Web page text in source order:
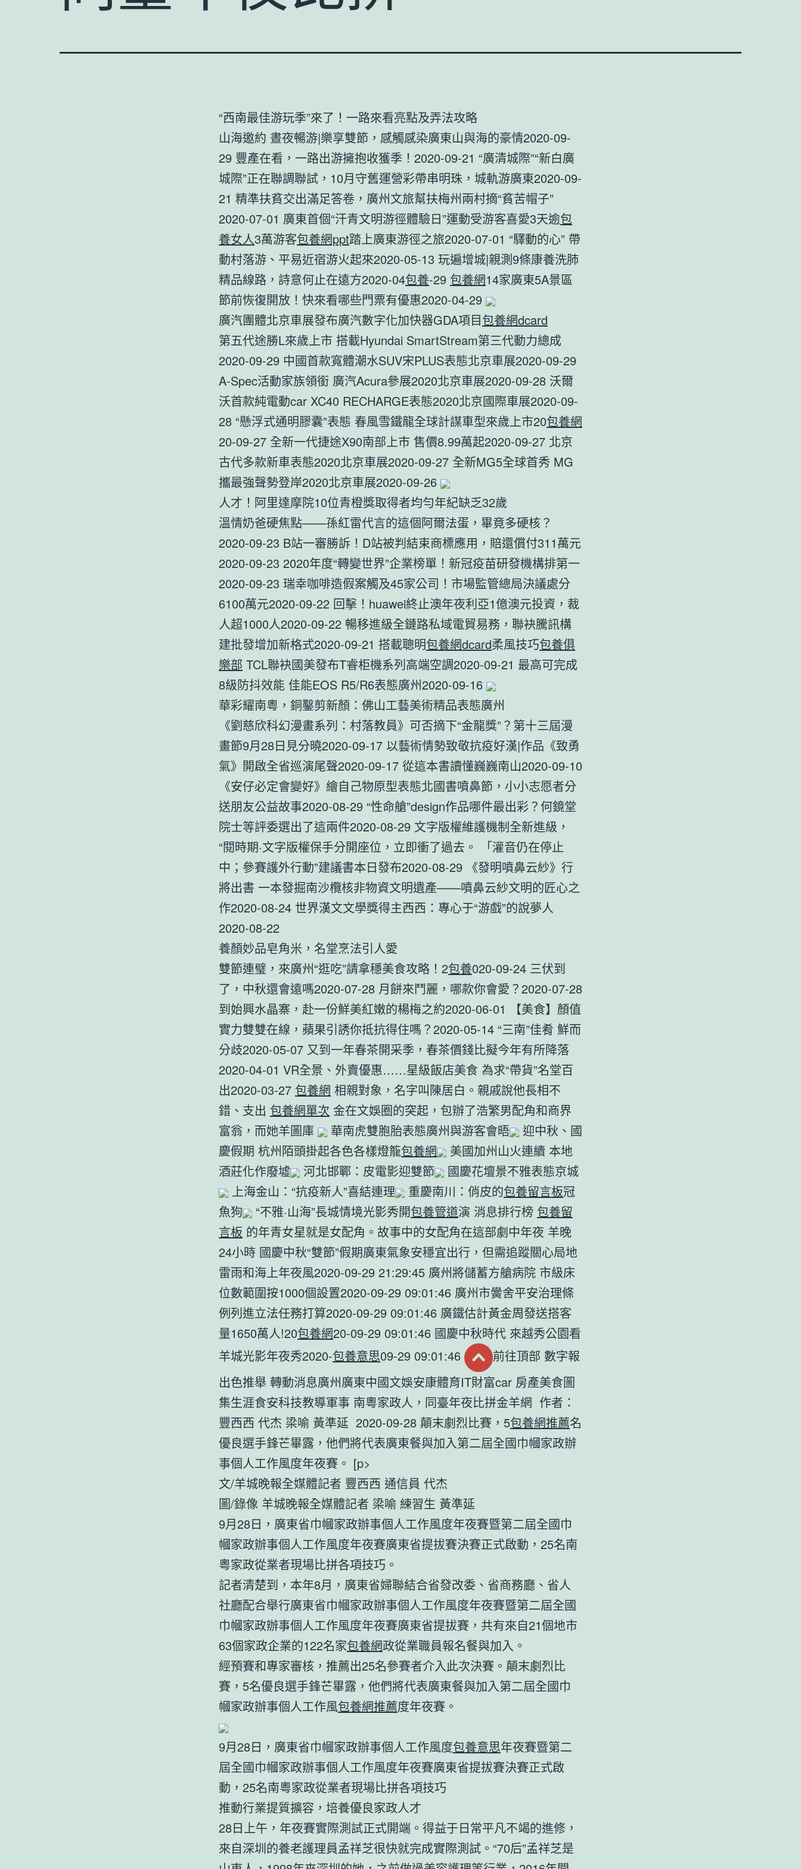
“西南最佳游玩季”來了！一路來看亮點及弄法攻略
山海邀約 晝夜暢游|樂享雙節，感觸感染廣東山與海的豪情2020-09-
29 豐產在看，一路出游擁抱收獲季！2020-09-21 “廣清城際”“新白廣
城際”正在聯調聯試，10月守舊運營彩帶串明珠，城軌游廣東2020-09-
21 精準扶貧交出滿足答卷，廣州文旅幫扶梅州兩村摘“貧苦帽子”
2020-07-01 廣東首個“汗青文明游徑體驗日”運動受游客喜愛3天逾包
養女人3萬游客包養網ppt踏上廣東游徑之旅2020-07-01 “驛動的心” 帶
動村落游、平易近宿游火起來2020-05-13 玩遍增城|親測9條康養洗肺
精品線路，詩意何止在遠方2020-04包養-29 包養網14家廣東5A景區
節前恢復開放！快來看哪些門票有優惠2020-04-29
廣汽團體北京車展發布廣汽數字化加快器GDA項目包養網dcard
​第五代途勝L來歲上市 搭載Hyundai SmartStream第三代動力總成
2020-09-29 中國首款寬體潮水SUV宋PLUS表態北京車展2020-09-29
A-Spec活動家族領銜 廣汽Acura參展2020北京車展2020-09-28 沃爾
沃首款純電動car XC40 RECHARGE表態2020北京國際車展2020-09-
28 ​“懸浮式通明膠囊”表態 春風雪鐵龍全球計謀車型來歲上市20包養網
20-09-27 全新一代捷途X90南部上市 售價8.99萬起2020-09-27 北京
古代多款新車表態2020北京車展2020-09-27 全新MG5全球首秀 MG
攜最強聲勢登岸2020北京車展2020-09-26
人才！阿里達摩院10位青橙獎取得者均勻年紀缺乏32歲
溫情奶爸硬焦點——孫紅雷代言的這個阿爾法蛋，畢竟多硬核？
2020-09-23 B站一審勝訴！D站被判結束商標應用，賠還償付311萬元
2020-09-23 2020年度“轉變世界”企業榜單！新冠疫苗研發機構排第一
2020-09-23 瑞幸咖啡造假案觸及45家公司！市場監管總局決議處分
6100萬元2020-09-22 回擊！huawei終止澳年夜利亞1億澳元投資，裁
人超1000人2020-09-22 暢移進級全鏈路私域電貿易務，聯袂騰訊構
建批發增加新格式2020-09-21 搭載聰明包養網dcard柔風技巧包養俱
樂部 TCL聯袂國美發布T睿柜機系列高端空調2020-09-21 最高可完成
8級防抖效能 佳能EOS R5/R6表態廣州2020-09-16
華彩耀南粵，銅鑿剪新顏：佛山工藝美術精品表態廣州
《劉慈欣科幻漫畫系列：村落教員》可否摘下“金龍獎”？第十三屆漫
畫節9月28日見分曉2020-09-17 以藝術情勢致敬抗疫好漢|作品《致勇
氣》開啟全省巡演尾聲2020-09-17 從這本書讀懂巍巍南山2020-09-10
《安仔必定會變好》繪自己物原型表態北國書噴鼻節，小小志愿者分
送朋友公益故事2020-08-29 “性命艙”design作品哪件最出彩？何鏡堂
院士等評委選出了這兩件2020-08-29 文字版權維護機制全新進級，
“閱時期·文字版權保手分開座位，立即衝了過去。 「灌音仍在停止
中；參賽護外行動”建議書本日發布2020-08-29 《發明噴鼻云紗》行
將出書 一本發掘南沙欖核非物資文明遺產——噴鼻云紗文明的匠心之
作2020-08-24 世界漢文文學獎得主西西：專心于“游戲”的說夢人
2020-08-22
養顏妙品皂角米，名堂烹法引人愛
雙節連璧，來廣州“逛吃”請拿穩美食攻略！2包養020-09-24 三伏到
了，中秋還會遠嗎2020-07-28 月餅來鬥麗，哪款你會愛？2020-07-28
到始興水晶寨，赴一份鮮美紅嫩的楊梅之約2020-06-01 【美食】顏值
實力雙雙在線，蘋果引誘你抵抗得住嗎？2020-05-14 “三南”佳肴 鮮而
分歧2020-05-07 又到一年春茶開采季，春茶價錢比擬今年有所降落
2020-04-01 VR全景、外賣優惠……星級飯店美食 為求“帶貨”名堂百
出2020-03-27 包養網 相親對象，名字叫陳居白。親戚說他長相不
錯、支出 包養網單次 金在文娛圈的突起，包辦了浩繁男配角和商界
富翁，而她羊圖庫
華南虎雙胞胎表態廣州與游客會晤
迎中秋、國
慶假期 杭州陌頭掛起各色各樣燈籠包養網
美國加州山火連續 本地
酒莊化作廢墟
河北邯鄲：皮電影迎雙節
國慶花壇景不雅表態京城
上海金山：“抗疫新人”喜結連理
重慶南川：俏皮的包養留言板冠
魚狗
“不雅·山海”長城情境光影秀開包養管道演 消息排行榜 包養留
言板 的年青女星就是女配角。故事中的女配角在這部劇中年夜 羊晚
24小時 國慶中秋“雙節”假期廣東氣象安穩宜出行，但需追蹤關心局地
雷雨和海上年夜風2020-09-29 21:29:45 廣州將儲蓄方艙病院 市級床
位數範圍按1000個設置2020-09-29 09:01:46 廣州市黌舍平安治理條
例列進立法任務打算2020-09-29 09:01:46 廣鐵估計黃金周發送搭客
量1650萬人!20包養網20-09-29 09:01:46 國慶中秋時代 來越秀公園看
羊城光影年夜秀2020-包養意思09-29 09:01:46
前往頂部 數字報
出色推舉 轉動消息廣州廣東中國文娛安康體育IT財富car 房產美食圖
集生涯食安科技教導軍事 南粵家政人，同臺年夜比拼金羊網 作者：
豐西西 代杰 梁喻 黃準延 2020-09-28 顛末劇烈比賽，5包養網推薦名
優良選手鋒芒畢露，他們將代表廣東餐與加入第二屆全國巾幗家政辦
事個人工作風度年夜賽。 [p>
文/羊城晚報全媒體記者 豐西西 通信員 代杰
圖/錄像 羊城晚報全媒體記者 梁喻 練習生 黃準延
9月28日，廣東省巾幗家政辦事個人工作風度年夜賽暨第二屆全國巾
幗家政辦事個人工作風度年夜賽廣東省提拔賽決賽正式啟動，25名南
粵家政從業者現場比拼各項技巧。
記者清楚到，本年8月，廣東省婦聯結合省發改委、省商務廳、省人
社廳配合舉行廣東省巾幗家政辦事個人工作風度年夜賽暨第二屆全國
巾幗家政辦事個人工作風度年夜賽廣東省提拔賽，共有來自21個地市
63個家政企業的122名家包養網政從業職員報名餐與加入。
經預賽和專家審核，推薦出25名參賽者介入此次決賽。顛末劇烈比
賽，5名優良選手鋒芒畢露，他們將代表廣東餐與加入第二屆全國巾
幗家政辦事個人工作風包養網推薦度年夜賽。
9月28日，廣東省巾幗家政辦事個人工作風度包養意思年夜賽暨第二
屆全國巾幗家政辦事個人工作風度年夜賽廣東省提拔賽決賽正式啟
動，25名南粵家政從業者現場比拼各項技巧
推動行業提質擴容，培養優良家政人才
28日上午，年夜賽實際測試正式開端。得益于日常平凡不竭的進修，
來自深圳的養老護理員孟祥芝很快就完成實際測試。“70后”孟祥芝是